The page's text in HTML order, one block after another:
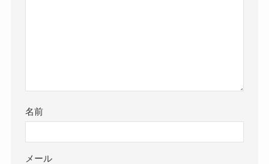
名前
メール